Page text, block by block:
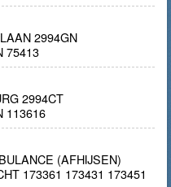
2994GN
75413
2994CT
113616
(AFHIJSEN)
173361 173431 173451